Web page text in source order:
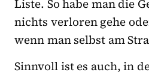
Liste. So habe man die
nichts verloren gehe
wenn man selbst am
Sinnvoll ist es auch, in